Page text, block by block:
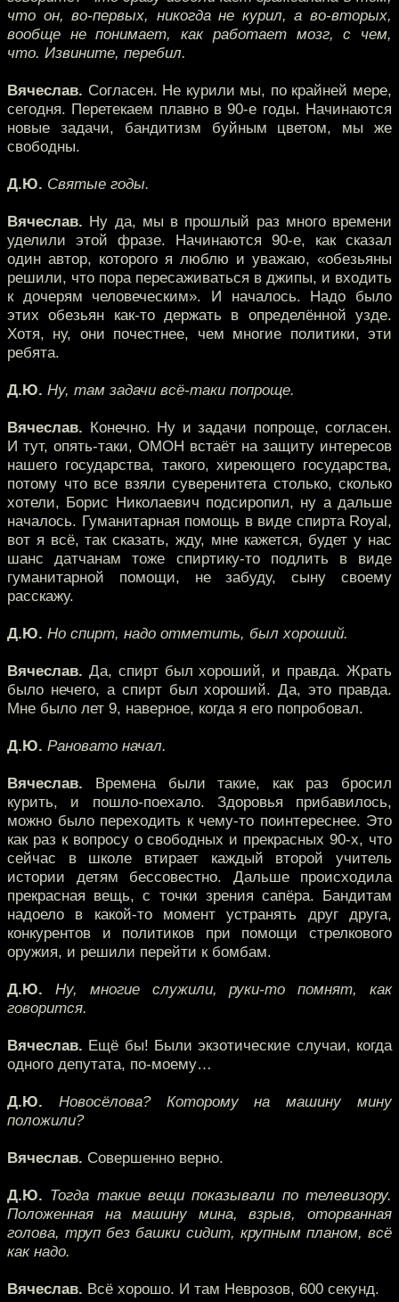
что он, во-первых, никогда не курил, а во-вторых,
вообще не понимает, как работает мозг, с чем,
что. Извините, перебил.
Вячеслав. Согласен. Не курили мы, по крайней мере,
сегодня. Перетекаем плавно в 90-е годы. Начинаются
новые задачи, бандитизм буйным цветом, мы же
свободны.
Д.Ю. Святые годы.
Вячеслав. Ну да, мы в прошлый раз много времени
уделили этой фразе. Начинаются 90-е, как сказал
один автор, которого я люблю и уважаю, «обезьяны
решили, что пора пересаживаться в джипы, и входить
к дочерям человеческим». И началось. Надо было
этих обезьян как-то держать в определённой узде.
Хотя, ну, они почестнее, чем многие политики, эти
ребята.
Д.Ю. Ну, там задачи всё-таки попроще.
Вячеслав. Конечно. Ну и задачи попроще, согласен.
И тут, опять-таки, ОМОН встаёт на защиту интересов
нашего государства, такого, хиреющего государства,
потому что все взяли суверенитета столько, сколько
хотели, Борис Николаевич подсиропил, ну а дальше
началось. Гуманитарная помощь в виде спирта Royal,
вот я всё, так сказать, жду, мне кажется, будет у нас
шанс датчанам тоже спиртику-то подлить в виде
гуманитарной помощи, не забуду, сыну своему
расскажу.
Д.Ю. Но спирт, надо отметить, был хороший.
Вячеслав. Да, спирт был хороший, и правда. Жрать
было нечего, а спирт был хороший. Да, это правда.
Мне было лет 9, наверное, когда я его попробовал.
Д.Ю. Рановато начал.
Вячеслав. Времена были такие, как раз бросил
курить, и пошло-поехало. Здоровья прибавилось,
можно было переходить к чему-то поинтереснее. Это
как раз к вопросу о свободных и прекрасных 90-х, что
сейчас в школе втирает каждый второй учитель
истории детям бессовестно. Дальше происходила
прекрасная вещь, с точки зрения сапёра. Бандитам
надоело в какой-то момент устранять друг друга,
конкурентов и политиков при помощи стрелкового
оружия, и решили перейти к бомбам.
Д.Ю. Ну, многие служили, руки-то помнят, как
говорится.
Вячеслав. Ещё бы! Были экзотические случаи, когда
одного депутата, по-моему…
Д.Ю. Новосёлова? Которому на машину мину
положили?
Вячеслав. Совершенно верно.
Д.Ю. Тогда такие вещи показывали по телевизору.
Положенная на машину мина, взрыв, оторванная
голова, труп без башки сидит, крупным планом, всё
как надо.
Вячеслав. Всё хорошо. И там Неврозов, 600 секунд.